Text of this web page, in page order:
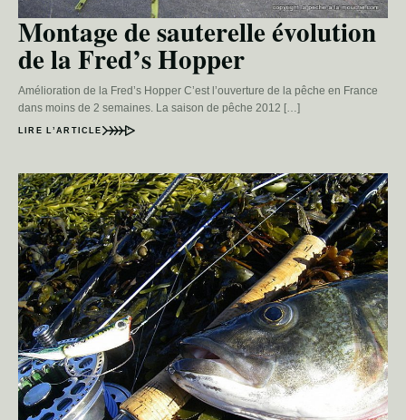
Montage de sauterelle évolution
de la Fred’s Hopper
Amélioration de la Fred’s Hopper C’est l’ouverture de la pêche en France
dans moins de 2 semaines. La saison de pêche 2012 […]
LIRE L’ARTICLE